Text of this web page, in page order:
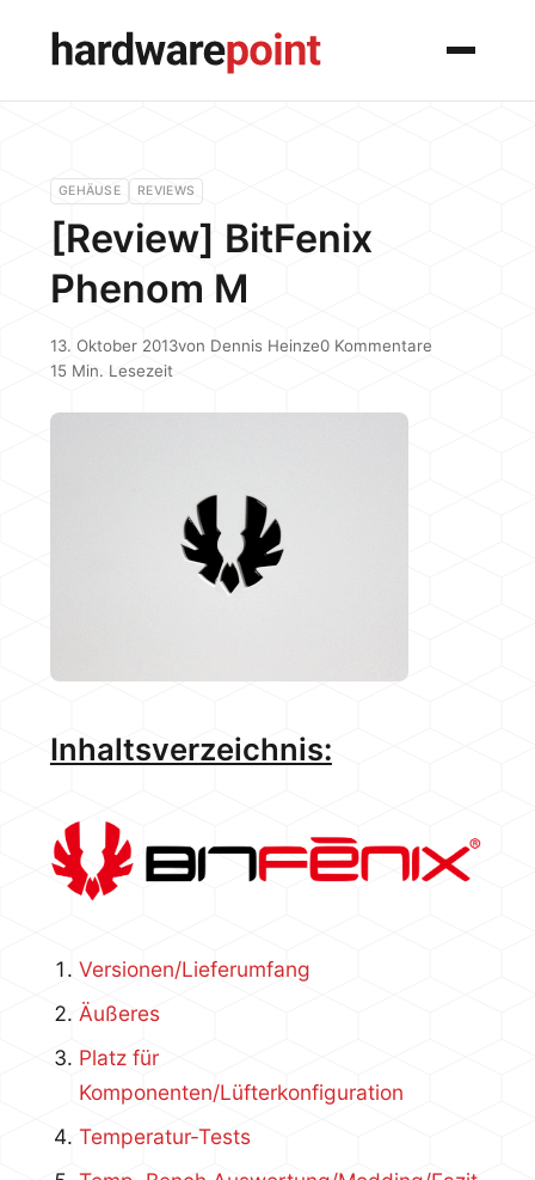
Menü
GEHÄUSE REVIEWS
[Review] BitFenix
Phenom M
13. Oktober 2013von Dennis Heinze0 Kommentare
15 Min. Lesezeit
Inhaltsverzeichnis:
Versionen/Lieferumfang
Äußeres
Platz für
Komponenten/Lüfterkonfiguration
Temperatur-Tests